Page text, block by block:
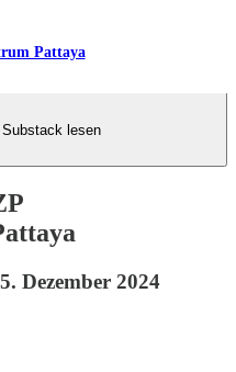
Pattaya
lesen
Dezember 2024